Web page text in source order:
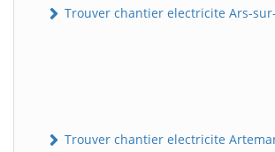
Trouver chantier electricite Ars-
Trouver chantier electricite